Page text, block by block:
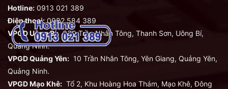
Hotline: 0913 021 389
Điện thoại: 0982 584 389
VPGD Uông Bí:330 Trần Nhân Tông, Thanh Sơn, Uông Bí,
Quảng Ninh.
VPGD Quảng Yên: 10 Trần Nhân Tông, Yên Giang, Quảng Yên,
Quảng Ninh.
VPGD Mạo Khê: Tổ 2, Khu Hoàng Hoa Thám, Mạo Khê, Đông